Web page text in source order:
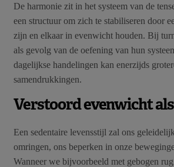
De harmonie zit in het systeem van de
een structuur om zich te stabiliseren door
zijn en elkaar in evenwicht houden. Bij
als gevolg van de oefening van hun
dagelijkse handelingen kan enerzijds
samendrukkingen.
Verstoord evenwicht
Een sedentaire levensstijl zal ons
omringen, ons beperken in onze
Wanneer we bijvoorbeeld met gebogen